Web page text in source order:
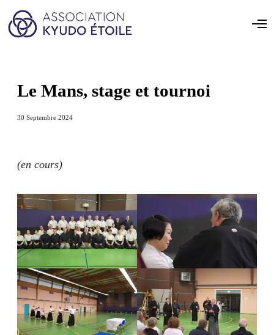
Le Mans, stage et tournoi
30 Septembre 2024
(en cours)